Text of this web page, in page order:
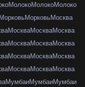
МолокоМолокоМолоко
МорковьМосква
МоскваМоскваМосква
МоскваМоскваМосква
МоскваМоскваМосква
МоскваМоскваМосква
МумбаиМумбаиМумбаи